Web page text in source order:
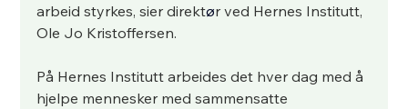
arbeid styrkes, sier direktør ved Hernes Institutt,
Ole Jo Kristoffersen.
På Hernes Institutt arbeides det hver dag med å
hjelpe mennesker med sammensatte